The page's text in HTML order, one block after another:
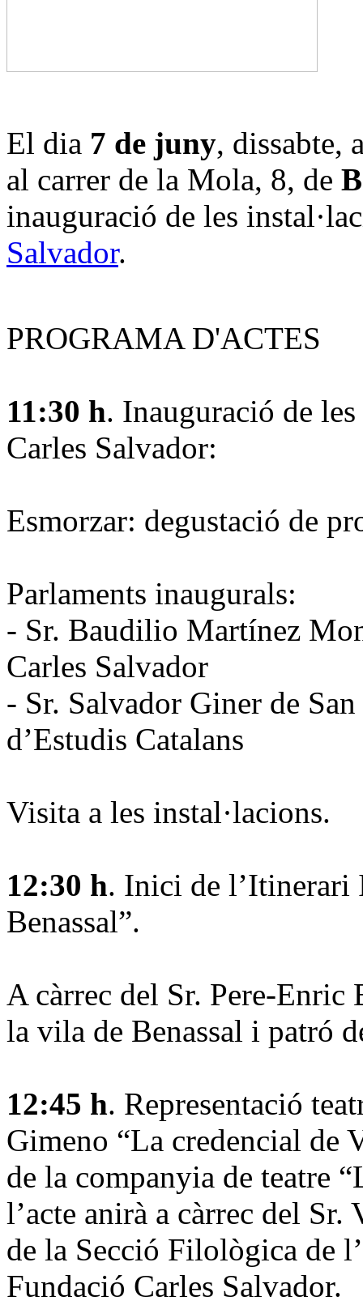
El dia 7 de juny, dissabte,
al carrer de la Mola, 8, de
inauguració de les
Salvador.
PROGRAMA D'ACTES
11:30 h. Inauguració de
Carles Salvador:
Esmorzar: degustació de
Parlaments inaugurals:
- Sr. Baudilio Martínez
Carles Salvador
- Sr. Salvador Giner de
d’Estudis Catalans
Visita a les instal·lacions.
12:30 h. Inici de l’Itinerari
Benassal”.
A càrrec del Sr. Pere-
la vila de Benassal i patró
12:45 h. Representació
Gimeno “La credencial de
de la companyia de teatre
l’acte anirà a càrrec del
de la Secció Filològica de
Fundació Carles Salvador.